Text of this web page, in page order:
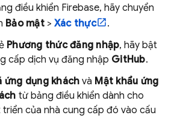
điều khiển Firebase, hãy chuyển
Bảo mật> Xác thực
.
Phương thức đăng nhập, hãy bật
cấp dịch vụ đăng nhập GitHub.
ứng dụng khách và Mật khẩu ứng
từ bảng điều khiển dành cho
triển của nhà cung cấp đó vào cấu